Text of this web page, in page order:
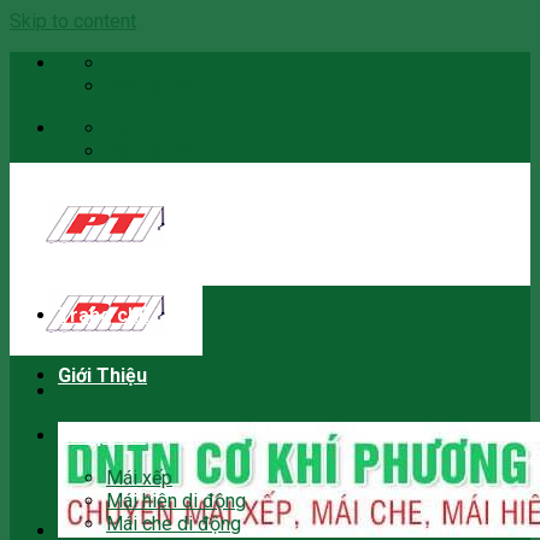
Skip to content
Trang chủ
Giới Thiệu
Sản phẩm
Mái xếp
Mái hiên di động
Mái che di động